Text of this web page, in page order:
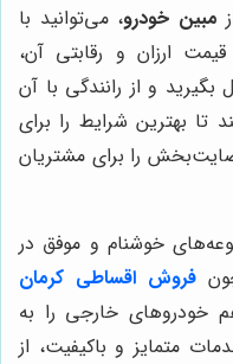
مبین خودرو، می‌توانید با
ارزان و رقابتی آن،
و از رانندگی با آن
تا بهترین شرایط را برای
را برای مشتریان
خوشنام و موفق در
فروش اقساطی کرمان
خودروهای خارجی را به
متمایز و باکیفیت، از